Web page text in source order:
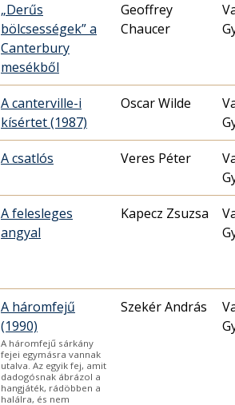
„Derűs
bölcsességek” a
Canterbury
mesékből
Geoffrey
Chaucer
A canterville-i
kísértet (1987)
Oscar Wilde
A csatlós Veres Péter
A felesleges
angyal
Kapecz Zsuzsa
A háromfejű
(1990)
A háromfejű sárkány
fejei egymásra vannak
utalva. Az egyik fej, amit
dadogósnak ábrázol a
hangjáték, rádöbben a
halálra, és nem
Szekér András